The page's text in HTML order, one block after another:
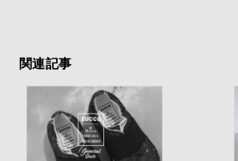
関連記事